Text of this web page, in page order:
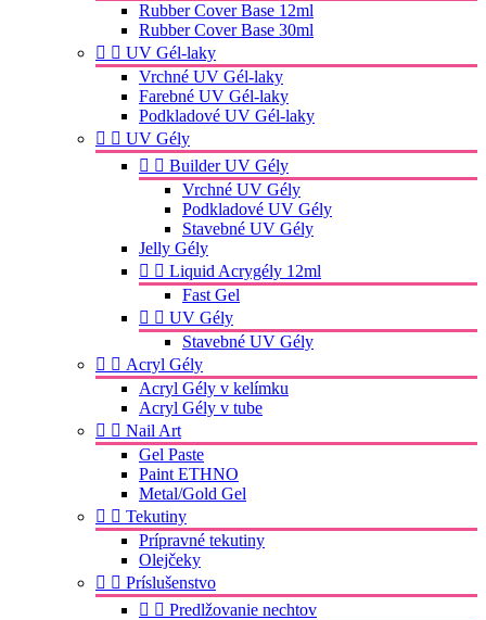
Rubber Cover Base 12ml
Rubber Cover Base 30ml
  UV Gél-laky
Vrchné UV Gél-laky
Farebné UV Gél-laky
Podkladové UV Gél-laky
  UV Gély
  Builder UV Gély
Vrchné UV Gély
Podkladové UV Gély
Stavebné UV Gély
Jelly Gély
  Liquid Acrygély 12ml
Fast Gel
  UV Gély
Stavebné UV Gély
  Acryl Gély
Acryl Gély v kelímku
Acryl Gély v tube
  Nail Art
Gel Paste
Paint ETHNO
Metal/Gold Gel
  Tekutiny
Prípravné tekutiny
Olejčeky
  Príslušenstvo
  Predlžovanie nechtov